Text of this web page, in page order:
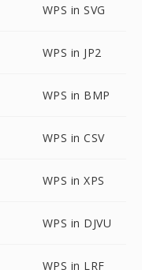
WPS in SVG
WPS in JP2
WPS in BMP
WPS in CSV
WPS in XPS
WPS in DJVU
WPS in LRF